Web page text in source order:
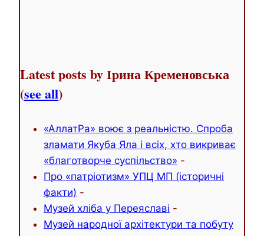
Latest posts by Ірина Кременовська
(see all)
«АллатРа» воює з реальністю. Спроба
зламати Якуба Яла і всіх, хто викриває
«благотворче суспільство» -
Про «патріотизм» УПЦ МП (історичні
факти) -
Музей хліба у Переяславі -
Музей народної архітектури та побуту